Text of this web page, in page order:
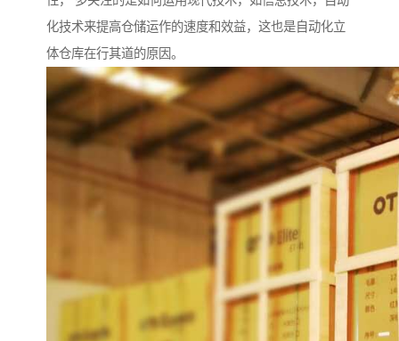
化技术来提高仓储运作的速度和效益，这也是自动化立
体仓库在行其道的原因。